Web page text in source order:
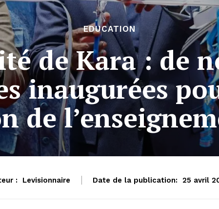
EDUCATION
de Kara : de
inaugurées
de
: Levisionnaire Date de la publication: 25 avril